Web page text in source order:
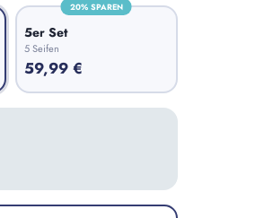
20% SPAREN
5er Set
5 Seifen
59,99 €